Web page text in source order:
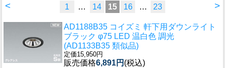
< >
1 … 14 15 16 … 23
AD1188B35 コイズミ 軒下用ダウンライト
ブラック φ75 LED 温白色 調光
(AD1133B35 類似品)
定価15,950円
販売価格6,891円 (税込)